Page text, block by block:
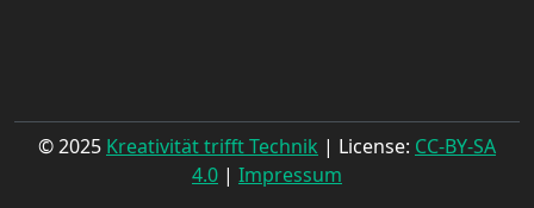
© 2025 Kreativität trifft Technik | License: CC-BY-SA
4.0 | Impressum